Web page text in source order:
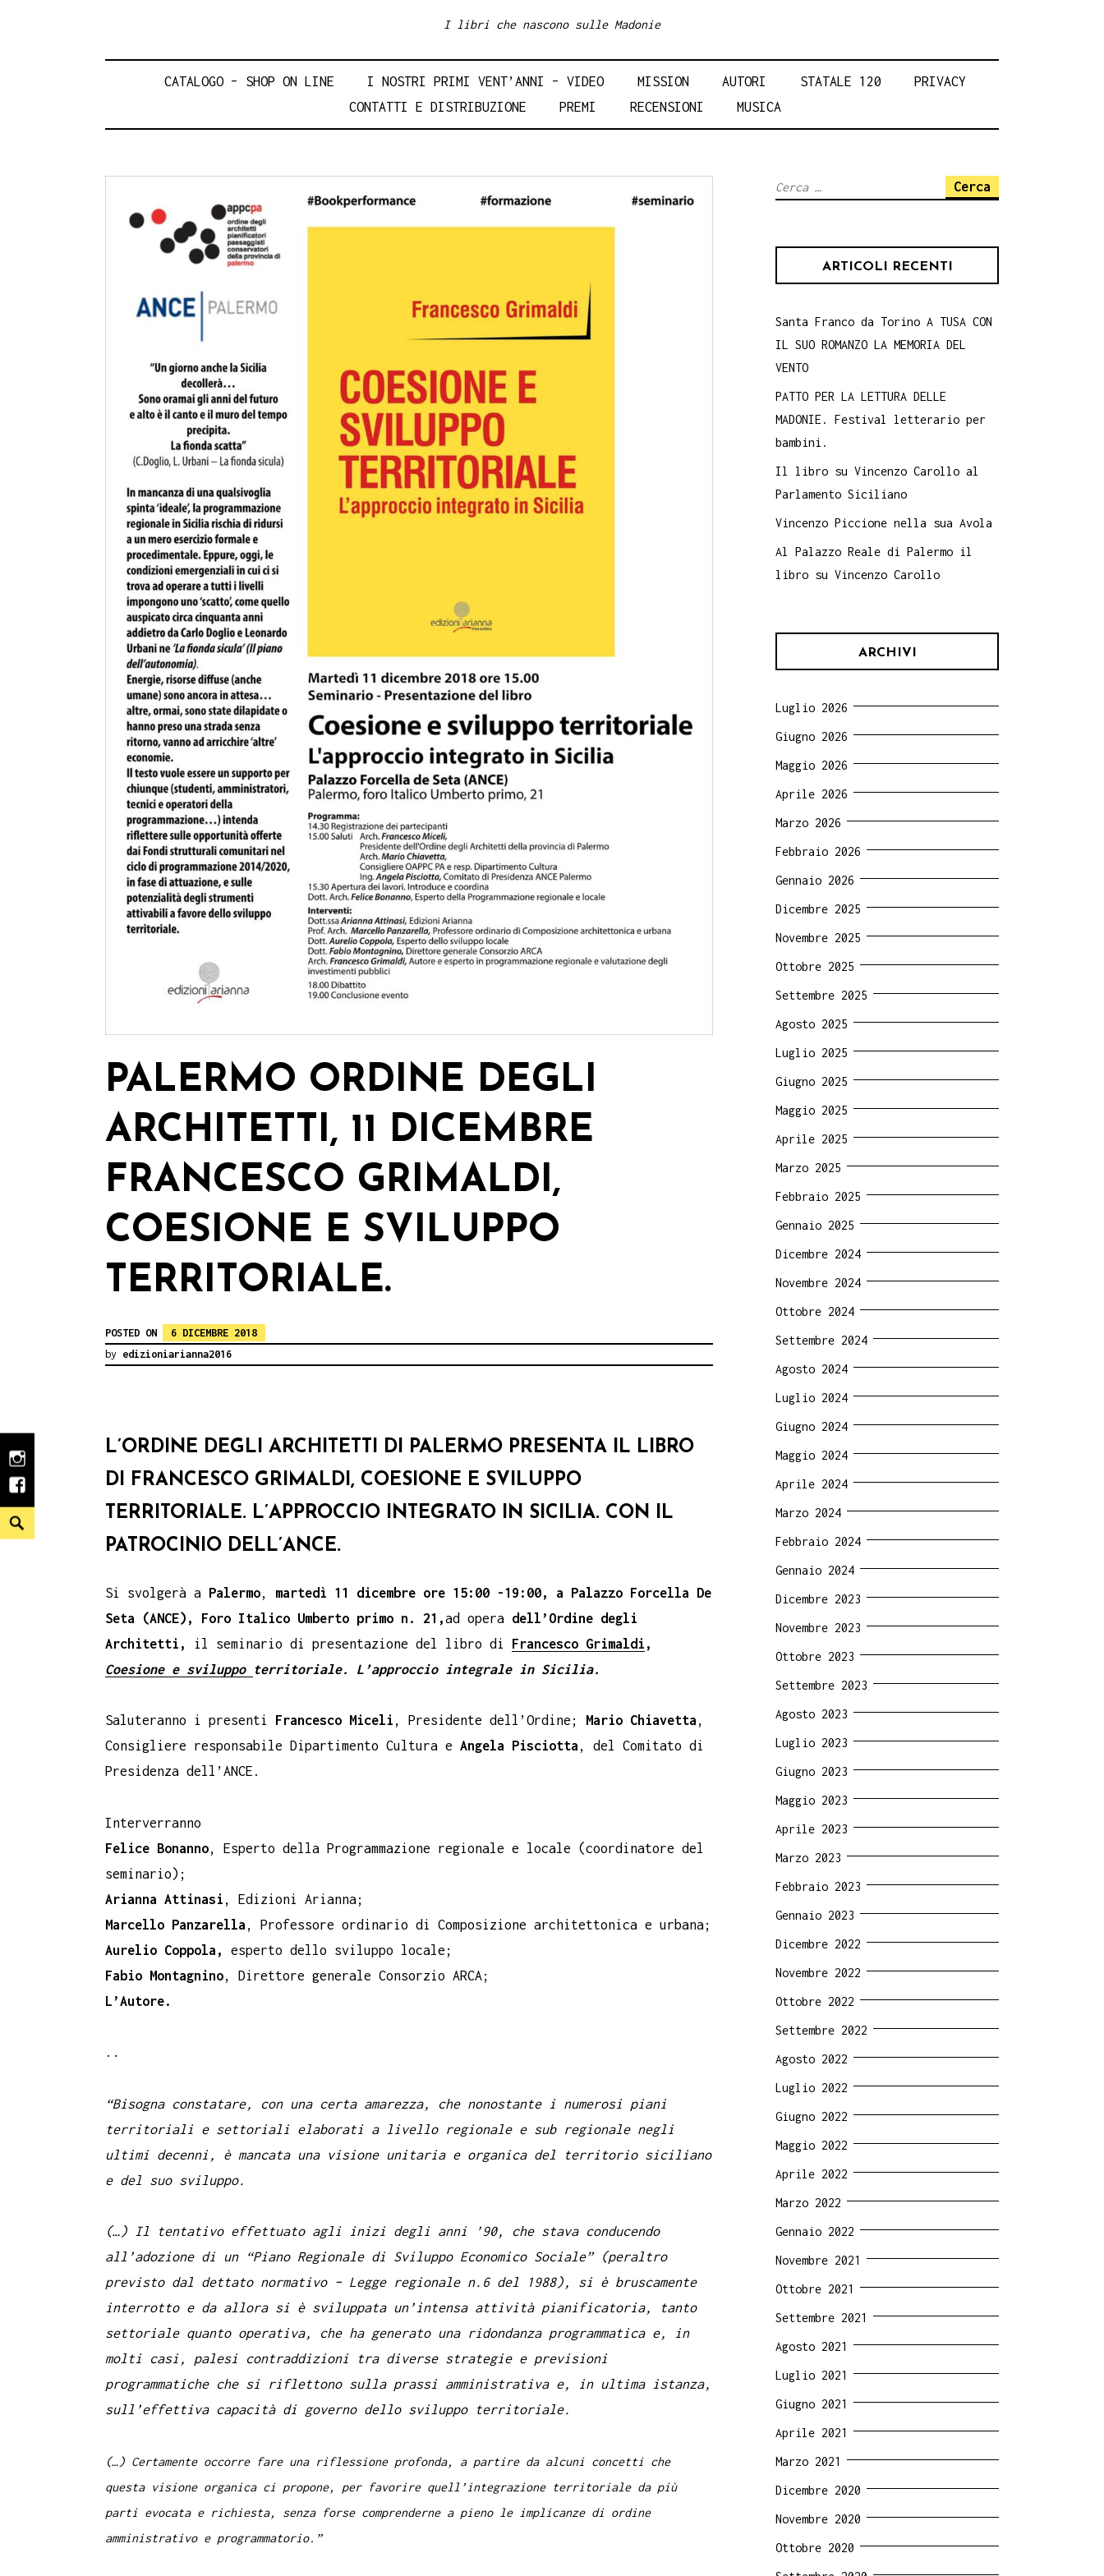
I libri che nascono sulle Madonie
CATALOGO – SHOP ON LINE I NOSTRI PRIMI VENT’ANNI – VIDEO MISSION AUTORI STATALE 120
PRIVACY
CONTATTI E DISTRIBUZIONE
PREMI RECENSIONI MUSICA
instagram
facebook
Search
PALERMO ORDINE DEGLI
ARCHITETTI, 11 DICEMBRE
FRANCESCO GRIMALDI,
COESIONE E SVILUPPO
TERRITORIALE.
POSTED ON
6 DICEMBRE 2018
by edizioniarianna2016
L’ORDINE DEGLI ARCHITETTI DI PALERMO PRESENTA IL LIBRO
DI FRANCESCO GRIMALDI, COESIONE E SVILUPPO
TERRITORIALE. L’APPROCCIO INTEGRATO IN SICILIA. CON IL
PATROCINIO DELL’ANCE.
Si svolgerà a Palermo
martedì 11 dicembre ore 15:00 -19:00, a Palazzo Forcella De
Seta (ANCE), Foro Italico Umberto primo n. 21,ad opera dell’Ordine degli
Architetti,
il seminario di presentazione del libro di Francesco Grimaldi ,
Coesione e sviluppo
territoriale. L’approccio integrale in Sicilia.
Saluteranno i presenti Francesco Miceli , Presidente dell’Ordine; Mario Chiavetta ,
Consigliere responsabile Dipartimento Cultura e Angela Pisciotta , del Comitato di
Presidenza dell’ANCE.
Interverranno
Felice Bonanno , Esperto della Programmazione regionale e locale (coordinatore del
seminario);
Arianna Attinasi
, Edizioni Arianna;
Marcello Panzarella , Professore ordinario di Composizione architettonica e urbana;
Aurelio Coppola, esperto dello sviluppo locale;
Fabio Montagnino , Direttore generale Consorzio ARCA;
L’Autore.
..
“Bisogna constatare, con una certa amarezza, che nonostante i numerosi piani
territoriali e settoriali elaborati a livello regionale e sub regionale negli
ultimi decenni, è mancata una visione unitaria e organica del territorio siciliano
e del suo sviluppo.
(…) Il tentativo effettuato agli inizi degli anni ’90, che stava conducendo
all’adozione di un “Piano Regionale di Sviluppo Economico Sociale” (peraltro
previsto dal dettato normativo – Legge regionale n.6 del 1988), si è bruscamente
interrotto e da allora si è sviluppata un’intensa attività pianificatoria, tanto
settoriale quanto operativa, che ha generato una ridondanza programmatica e, in
molti casi, palesi contraddizioni tra diverse strategie e previsioni
programmatiche che si riflettono sulla prassi amministrativa e, in ultima istanza,
sull’effettiva capacità di governo dello sviluppo territoriale.
(…) Certamente occorre fare una riflessione profonda, a partire da alcuni concetti che
questa visione organica ci propone, per favorire quell’integrazione territoriale da più
parti evocata e richiesta, senza forse comprenderne a pieno le implicanze di ordine
amministrativo e programmatorio.”
Ricerca
ARTICOLI RECENTI
Santa Franco da Torino A TUSA CON
IL SUO ROMANZO LA MEMORIA DEL
VENTO
PATTO PER LA LETTURA DELLE
MADONIE. Festival letterario per
bambini.
Il libro su Vincenzo Carollo al
Parlamento Siciliano
Vincenzo Piccione nella sua Avola
Al Palazzo Reale di Palermo il
libro su Vincenzo Carollo
ARCHIVI
Luglio 2026
Giugno 2026
Maggio 2026
Aprile 2026
Marzo 2026
Febbraio 2026
Gennaio 2026
Dicembre 2025
Novembre 2025
Ottobre 2025
Settembre 2025
Agosto 2025
Luglio 2025
Giugno 2025
Maggio 2025
Aprile 2025
Marzo 2025
Febbraio 2025
Gennaio 2025
Dicembre 2024
Novembre 2024
Ottobre 2024
Settembre 2024
Agosto 2024
Luglio 2024
Giugno 2024
Maggio 2024
Aprile 2024
Marzo 2024
Febbraio 2024
Gennaio 2024
Dicembre 2023
Novembre 2023
Ottobre 2023
Settembre 2023
Agosto 2023
Luglio 2023
Giugno 2023
Maggio 2023
Aprile 2023
Marzo 2023
Febbraio 2023
Gennaio 2023
Dicembre 2022
Novembre 2022
Ottobre 2022
Settembre 2022
Agosto 2022
Luglio 2022
Giugno 2022
Maggio 2022
Aprile 2022
Marzo 2022
Gennaio 2022
Novembre 2021
Ottobre 2021
Settembre 2021
Agosto 2021
Luglio 2021
Giugno 2021
Aprile 2021
Marzo 2021
Dicembre 2020
Novembre 2020
Ottobre 2020